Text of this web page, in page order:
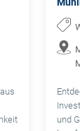
und